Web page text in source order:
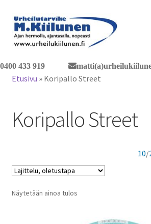
0400 433 919
Siirry
navigointiin
Siirry
sisältöön
Tervetuloa verkkokauppaan
Yhteystiedot
Etusivu » Koripallo Street
Koripallo Street
10/
Näytetään ainoa tulos